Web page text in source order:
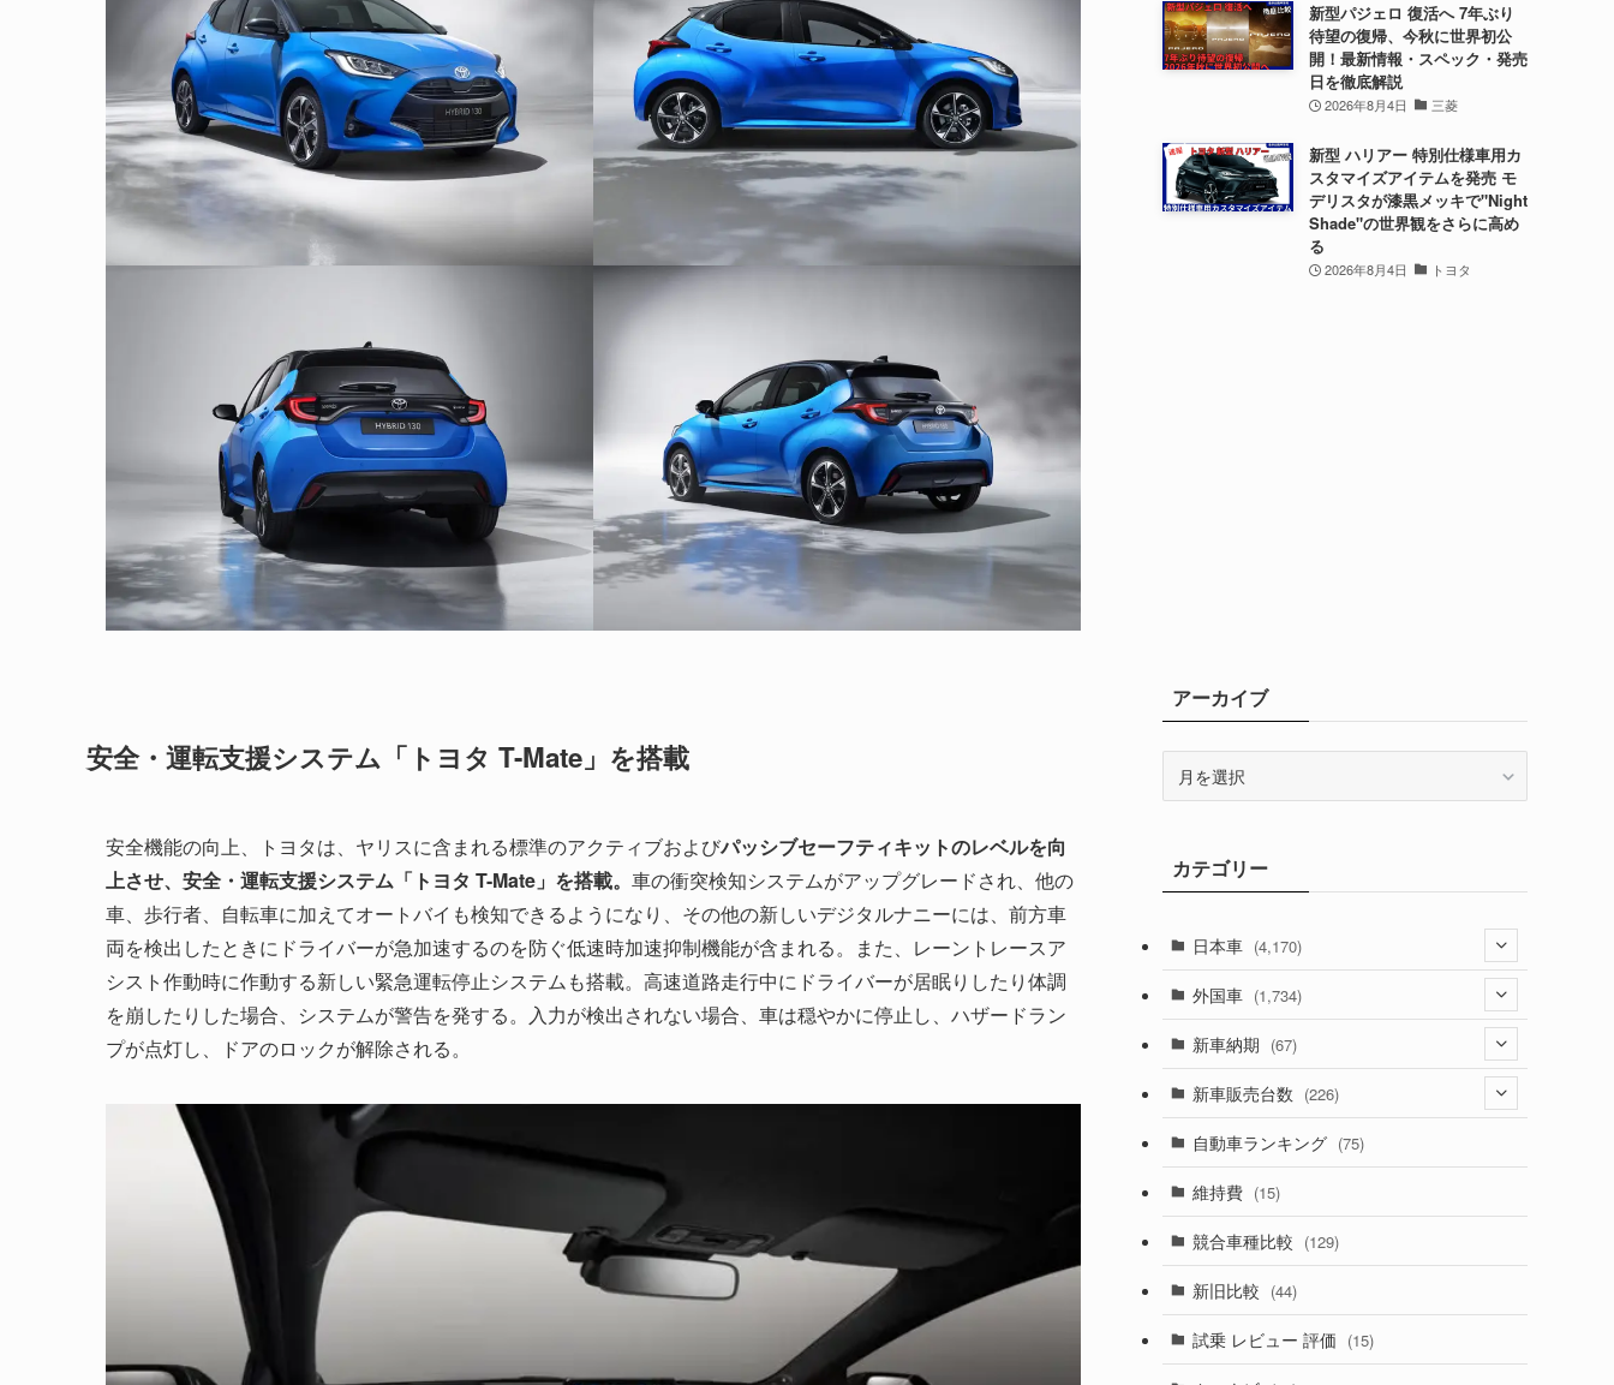
安全・運転支援システム「トヨタ T-Mate」を搭載
安全機能の向上、トヨタは、ヤリスに含まれる標準のアクティブおよびパッシブセーフティキットのレベルを向
上させ、安全・運転支援システム「トヨタ T-Mate」を搭載。 車の衝突検知システムがアップグレードされ、他の
車、歩行者、自転車に加えてオートバイも検知できるようになり、その他の新しいデジタルナニーには、前方車
両を検出したときにドライバーが急加速するのを防ぐ低速時加速抑制機能が含まれる。また、レーントレースア
シスト作動時に作動する新しい緊急運転停止システムも搭載。高速道路走行中にドライバーが居眠りしたり体調
を崩したりした場合、システムが警告を発する。入力が検出されない場合、車は穏やかに停止し、ハザードラン
プが点灯し、ドアのロックが解除される。
新型パジェロ 復活へ 7年ぶり
待望の復帰、今秋に世界初公
開！最新情報・スペック・発売
日を徹底解説
2026年8月4日 三菱
新型 ハリアー 特別仕様車用カ
スタマイズアイテムを発売 モ
デリスタが漆黒メッキで"Night
Shade"の世界観をさらに高め
る
2026年8月4日 トヨタ
アーカイブ
ブカテゴリー
日本車 (4,170)
(1,320)
(329)
(525)
(356)
(328)
(194)
(230)
(253)
外国車 (1,734)
(188)
(242)
(85)
(84)
(14)
(222)
新車納期 (67)
(28)
(8)
(3)
(3)
(5)
新車販売台数 (226)
(21)
(5)
(7)
自動車ランキング (75)
維持費 (15)
競合車種比較 (129)
新旧比較 (44)
試乗 レビュー 評価 (15)